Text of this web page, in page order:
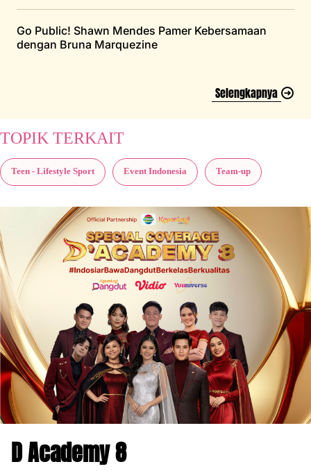
Go Public! Shawn Mendes Pamer Kebersamaan
dengan Bruna Marquezine
Selengkapnya
TOPIK TERKAIT
Teen - Lifestyle Sport Event Indonesia Team-up
D Academy 8